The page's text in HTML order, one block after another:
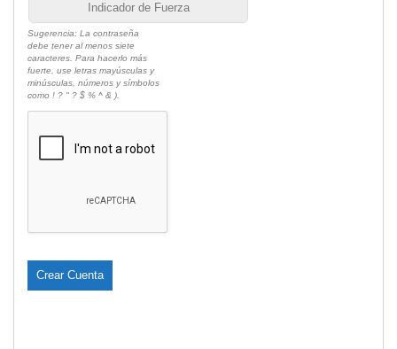
Indicador de Fuerza
Sugerencia: La contraseña
debe tener al menos siete
caracteres. Para hacerlo más
fuerte, use letras mayúsculas y
minúsculas, números y símbolos
como ! ? " ? $ % ^ & ).